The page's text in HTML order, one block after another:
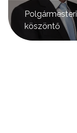
Polgármesteri
köszöntő